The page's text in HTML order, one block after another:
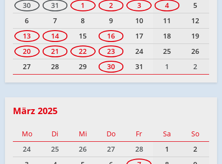
30
31 1 2 3 4
5
6
7 8 9 10 11
12
13
14 15 16 17 18
19
20
21 22 23 24 25
26
27
28 29 30 31 1 2
März 2025
Mo Di Mi Do Fr Sa
So
24
25 26 27 28 1
2